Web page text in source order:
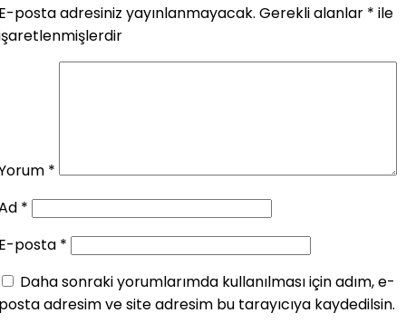
posta adresiniz yayınlanmayacak. Gerekli alanlar * ile
*
*
posta *
Daha sonraki yorumlarımda kullanılması için adım, e-
adresim ve site adresim bu tarayıcıya kaydedilsin.